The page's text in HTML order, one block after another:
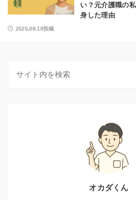
い？元介護職の
身した理由
2025.08.18投稿
オカダくん